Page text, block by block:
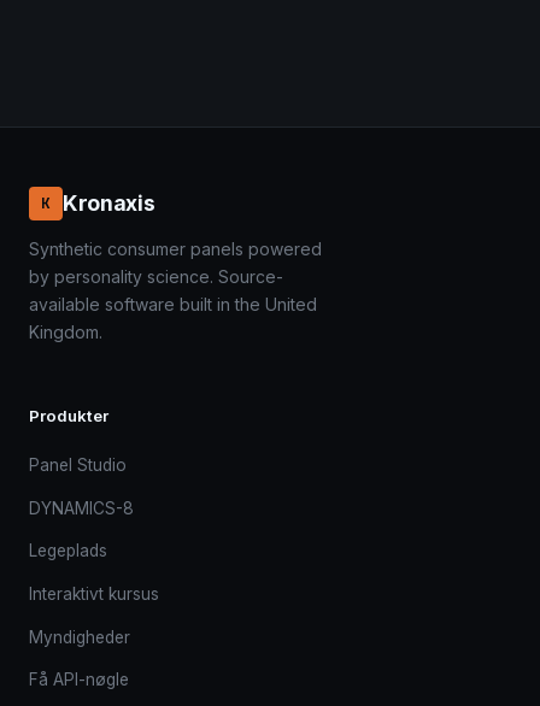
K Kronaxis
Synthetic consumer panels powered
by personality science. Source-
available software built in the United
Kingdom.
Produkter
Panel Studio
DYNAMICS-8
Legeplads
Interaktivt kursus
Myndigheder
Få API-nøgle